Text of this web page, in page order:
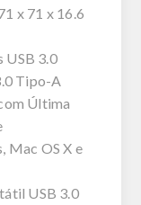
x 71 x 16.6
3.0
Tipo-A
Última
Mac OS X e
USB 3.0